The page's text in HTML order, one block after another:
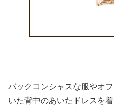
バックコンシャスな服やオ
いた背中のあいたドレスを